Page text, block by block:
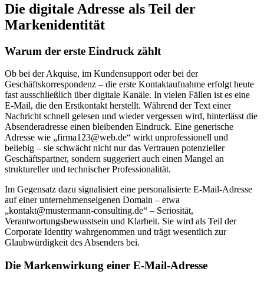
Die digitale Adresse als Teil der
Markenidentität
Warum der erste Eindruck zählt
Ob bei der Akquise, im Kundensupport oder bei der
Geschäftskorrespondenz – die erste Kontaktaufnahme erfolgt heute
fast ausschließlich über digitale Kanäle. In vielen Fällen ist es eine
E-Mail, die den Erstkontakt herstellt. Während der Text einer
Nachricht schnell gelesen und wieder vergessen wird, hinterlässt die
Absenderadresse einen bleibenden Eindruck. Eine generische
Adresse wie „firma123@web.de“ wirkt unprofessionell und
beliebig – sie schwächt nicht nur das Vertrauen potenzieller
Geschäftspartner, sondern suggeriert auch einen Mangel an
struktureller und technischer Professionalität.
Im Gegensatz dazu signalisiert eine personalisierte E-Mail-Adresse
auf einer unternehmenseigenen Domain – etwa
„kontakt@mustermann-consulting.de“ – Seriosität,
Verantwortungsbewusstsein und Klarheit. Sie wird als Teil der
Corporate Identity wahrgenommen und trägt wesentlich zur
Glaubwürdigkeit des Absenders bei.
Die Markenwirkung einer E-Mail-Adresse